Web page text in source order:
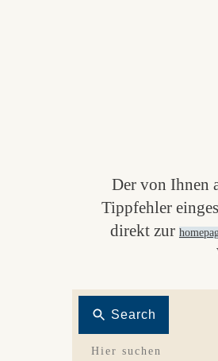
Der von Ihnen
Tippfehler
direkt zur
Search